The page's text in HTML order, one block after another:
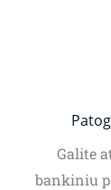
Galite
bankiniu